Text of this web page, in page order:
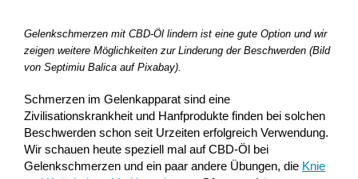
Gelenkschmerzen mit CBD-Öl lindern ist eine gute Option und wir
zeigen weitere Möglichkeiten zur Linderung der Beschwerden (Bild
von Septimiu Balica auf Pixabay).
Schmerzen im Gelenkapparat sind eine
Zivilisationskrankheit und Hanfprodukte finden bei solchen
Beschwerden schon seit Urzeiten erfolgreich Verwendung.
Wir schauen heute speziell mal auf CBD-Öl bei
Gelenkschmerzen und ein paar andere Übungen, die Knie